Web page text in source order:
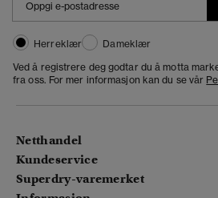
Herreklær
Dameklær
Ved å registrere deg godtar du å motta
fra oss. For mer informasjon kan du se vår
Netthandel
Kundeservice
Superdry-varemerket